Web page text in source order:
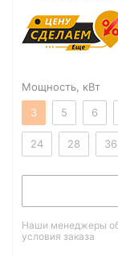
Мощность, кВт
3
5 6
24 28 36
Наши менеджеры
условия заказа